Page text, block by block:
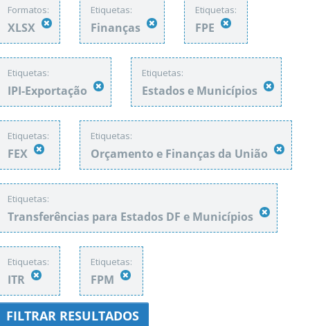
Formatos:
XLSX
Etiquetas:
Finanças
Etiquetas:
FPE
Etiquetas:
IPI-Exportação
Etiquetas:
Estados e Municípios
Etiquetas:
FEX
Etiquetas:
Orçamento e Finanças da União
Etiquetas:
Transferências para Estados DF e Municípios
Etiquetas:
ITR
Etiquetas:
FPM
FILTRAR RESULTADOS